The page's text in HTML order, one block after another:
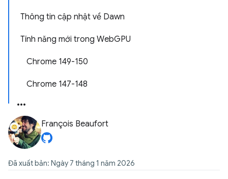
Thông tin cập nhật về Dawn
Tính năng mới trong WebGPU
Chrome 149-150
Chrome 147-148
François Beaufort
Đã xuất bản: Ngày 7 tháng 1 năm 2026